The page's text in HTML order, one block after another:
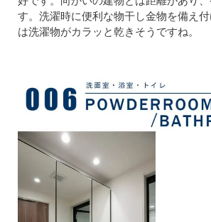
す。洗濯時に便利な物干し金物を備え
は洗濯物がカラッと乾きそうですね。